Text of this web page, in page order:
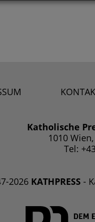
Katholische
1010
Tel:
2026 KATHPRESS -